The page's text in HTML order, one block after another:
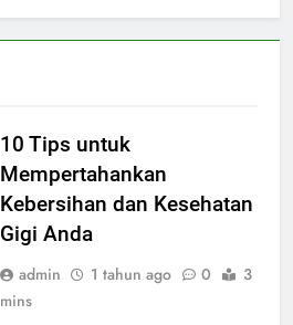
10 Tips untuk
Mempertahankan
Kebersihan dan Kesehatan
Gigi Anda
admin 1 tahun ago 0
3
mins